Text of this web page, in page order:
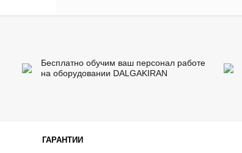
Бесплатно обучим ваш персонал работе
на оборудовании DALGAKIRAN
ГАРАНТИИ